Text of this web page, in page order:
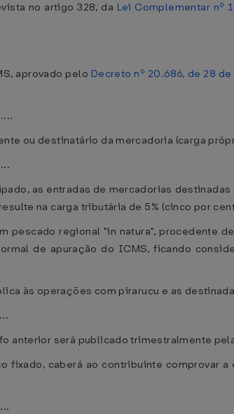
no artigo 328, da Lei Complementar nº
aprovado pelo Decreto nº 20.686, de 28
ou destinatário da mercadoria (carga
as entradas de mercadorias
na carga tributária de 5% (cinco por
pescado regional "in natura", procedente
de apuração do ICMS, ficando
às operações com pirarucu e as
anterior será publicado trimestralmente
fixado, caberá ao contribuinte comprovar